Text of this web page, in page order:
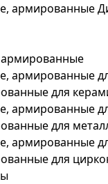
для
для
для